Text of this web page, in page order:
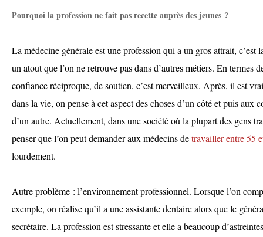
Pourquoi la profession ne fait pas recette auprès des jeunes ?
La médecine générale est une profession qui a un gros attrait, c’est
un atout que l’on ne retrouve pas dans d’autres métiers. En termes
confiance réciproque, de soutien, c’est merveilleux. Après, il est
dans la vie, on pense à cet aspect des choses d’un côté et puis aux
d’un autre. Actuellement, dans une société où la plupart des gens
penser que l’on peut demander aux médecins detravailler entre 55
lourdement.
Autre problème : l’environnement professionnel. Lorsque l’on
exemple, on réalise qu’il a une assistante dentaire alors que le
secrétaire. La profession est stressante et elle a beaucoup